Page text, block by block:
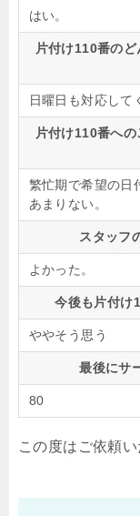
はい。
片付け110番の
日曜日も対応して
片付け110番へ
繁忙期で希望の日
あまりない。
スタッフ
よかった。
今後も片付け
ややそう思う
最後にサ
80
この度はご依頼